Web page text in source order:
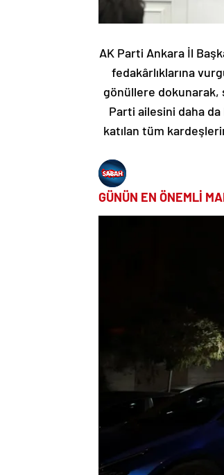
AK Parti Ankara İl
fedakârlıklarına
gönüllere dokunarak,
Parti ailesini daha
katılan tüm
GÜNÜN EN ÖNEMLİ